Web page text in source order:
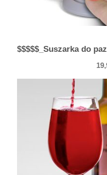
$$$$$_Suszarka do